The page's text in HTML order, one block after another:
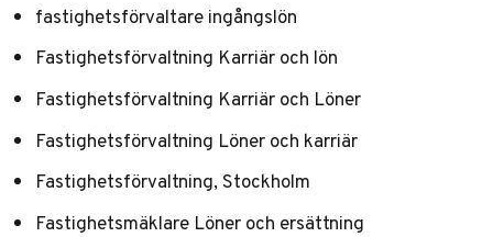
fastighetsförvaltare ingångslön
Fastighetsförvaltning Karriär och lön
Fastighetsförvaltning Karriär och Löner
Fastighetsförvaltning Löner och karriär
Fastighetsförvaltning, Stockholm
Fastighetsmäklare Löner och ersättning